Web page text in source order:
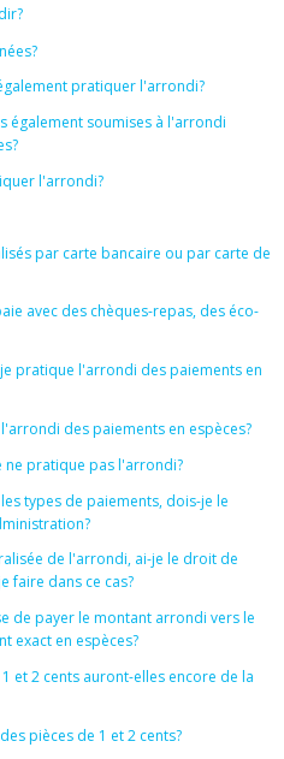
pratiquer l'arrondi?
également soumises à l'arrondi
l'arrondi?
par carte bancaire ou par carte de
avec des chèques-repas, des éco-
pratique l'arrondi des paiements en
des paiements en espèces?
ne pratique pas l'arrondi?
types de paiements, dois-je le
de l'arrondi, ai-je le droit de
faire dans ce cas?
de payer le montant arrondi vers le
exact en espèces?
et 2 cents auront-elles encore de la
pièces de 1 et 2 cents?